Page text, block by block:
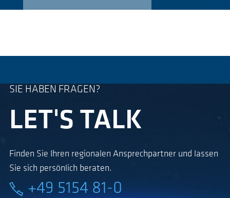
SIE HABEN FRAGEN?
LET'S TALK
Finden Sie Ihren regionalen Ansprechpartner und lassen
Sie sich persönlich beraten.
+49 5154 81-0